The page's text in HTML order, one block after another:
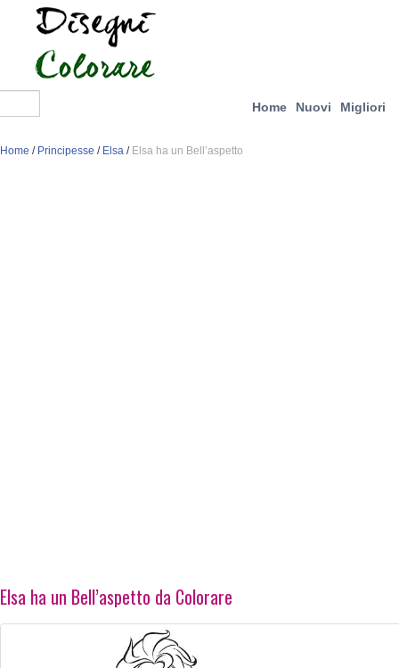
Home Nuovi Migliori
Home / Principesse / Elsa / Elsa ha un Bell’aspetto
Elsa ha un Bell’aspetto da Colorare